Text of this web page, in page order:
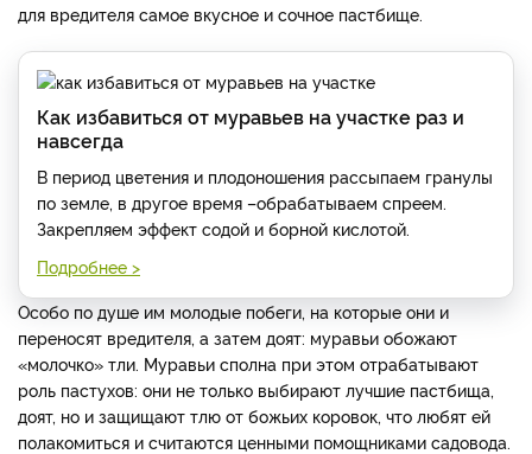
для вредителя самое вкусное и сочное пастбище.
Как избавиться от муравьев на участке раз и
навсегда
В период цветения и плодоношения рассыпаем гранулы
по земле, в другое время –обрабатываем спреем.
Закрепляем эффект содой и борной кислотой.
Подробнее >
Особо по душе им молодые побеги, на которые они и
переносят вредителя, а затем доят: муравьи обожают
«молочко» тли. Муравьи сполна при этом отрабатывают
роль пастухов: они не только выбирают лучшие пастбища,
доят, но и защищают тлю от божьих коровок, что любят ей
полакомиться и считаются ценными помощниками садовода.